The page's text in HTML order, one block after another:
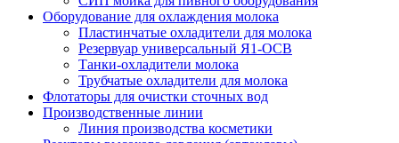
Оборудование для охлаждения молока
Пластинчатые охладители для молока
Резервуар универсальный Я1-ОСВ
Танки-охладители молока
Трубчатые охладители для молока
Флотаторы для очистки сточных вод
Производственные линии
Линия производства косметики